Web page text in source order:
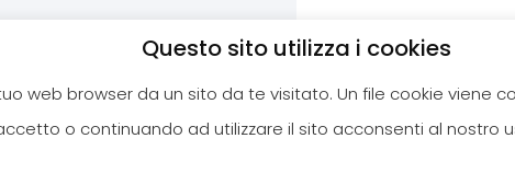
Questo sito utilizza i cookies
web browser da un sito da te visitato. Un file cookie viene
o continuando ad utilizzare il sito acconsenti al nostro